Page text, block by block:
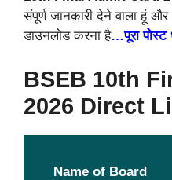
संपूर्ण जानकारी देने वाला हूं
डाउनलोड करना है…पूरा पोस्ट
BSEB 10th
2026 Direct
Name of Board